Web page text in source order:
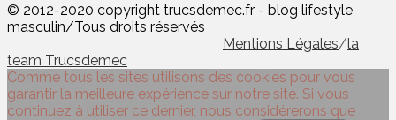
© 2012-2020 copyright trucsdemec.fr - blog lifestyle
masculin/Tous droits réservés
Mentions Légales/la
team Trucsdemec
Comme tous les sites utilisons des cookies pour vous
garantir la meilleure expérience sur notre site. Si vous
continuez à utiliser ce dernier, nous considérerons que